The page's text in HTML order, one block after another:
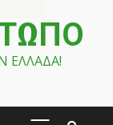
ΕΛΛΑΔΑ!